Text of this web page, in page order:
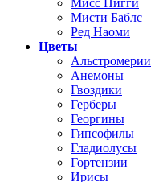
Мисс Пигги
Мисти Баблс
Ред Наоми
Цветы
Альстромерии
Анемоны
Гвоздики
Герберы
Георгины
Гипсофилы
Гладиолусы
Гортензии
Ирисы